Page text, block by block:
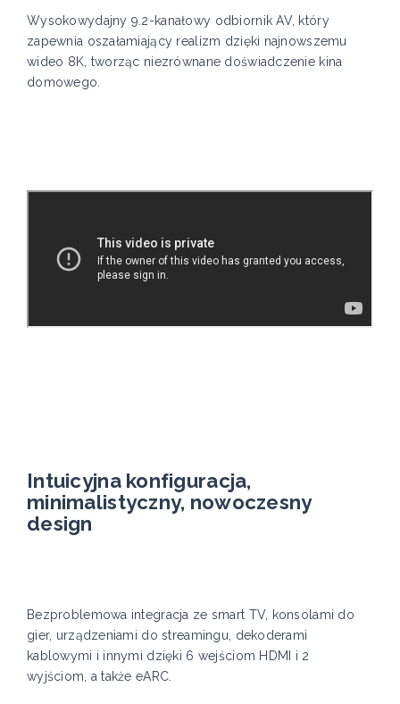
Wysokowydajny 9.2-kanałowy odbiornik AV, który
zapewnia oszałamiający realizm dzięki najnowszemu
wideo 8K, tworząc niezrównane doświadczenie kina
domowego.
Intuicyjna konfiguracja,
minimalistyczny, nowoczesny
design
Bezproblemowa integracja ze smart TV, konsolami do
gier, urządzeniami do streamingu, dekoderami
kablowymi i innymi dzięki 6 wejściom HDMI i 2
wyjściom, a także eARC.